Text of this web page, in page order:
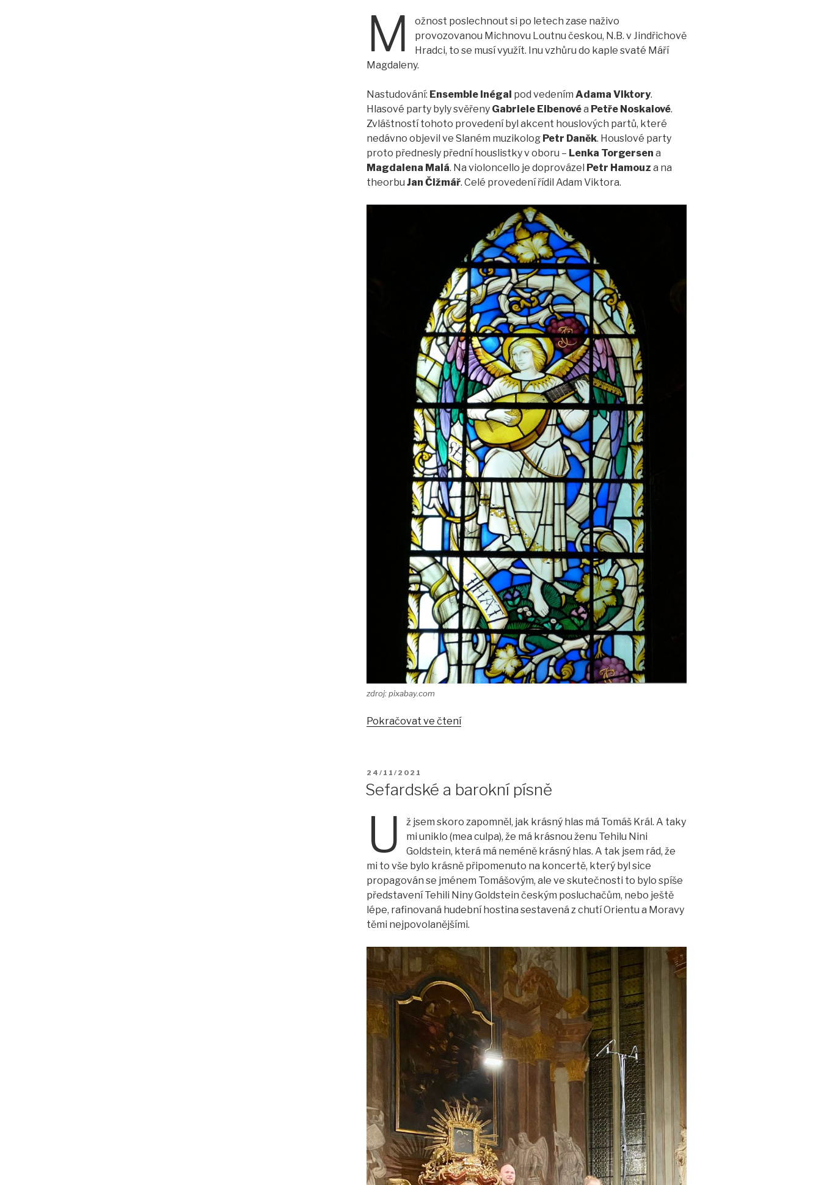
fondu
budoucnosti.“
M
ožnost poslechnout si po letech zase naživo
provozovanou Michnovu Loutnu českou, N.B. v Jindřichově
Hradci, to se musí využít. Inu vzhůru do kaple svaté Máří
Magdaleny.
Nastudování: Ensemble Inégal pod vedením Adama Viktory.
Hlasové party byly svěřeny Gabriele Eibenovéa Petře Noskaiové.
Zvláštností tohoto provedení byl akcent houslových partů, které
nedávno objevil ve Slaném muzikolog Petr Daněk. Houslové party
proto přednesly přední houslistky v oboru – Lenka Torgersen a
Magdalena Malá. Na violoncello je doprovázel Petr Hamouz a na
theorbu Jan Čižmář. Celé provedení řídil Adam Viktora.
zdroj: pixabay.com
Pokračovat ve čtení„Loutna
PUBLIKOVÁNO
24/11/2021
Sefardské a barokní písně
U
ž jsem skoro zapomněl, jak krásný hlas má Tomáš Král. A taky
mi uniklo (mea culpa), že má krásnou ženu Tehilu Nini
Goldstein, která má neméně krásný hlas. A tak jsem rád, že
mi to vše bylo krásně připomenuto na koncertě, který byl sice
propagován se jménem Tomášovým, ale ve skutečnosti to bylo spíše
představení Tehili Niny Goldstein českým posluchačům, nebo ještě
lépe, rafinovaná hudební hostina sestavená z chutí Orientu a Moravy
těmi nejpovolanějšími.